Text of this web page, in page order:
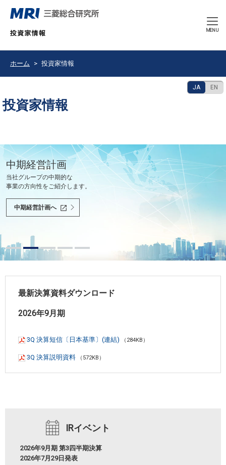
CLOSE
MENU
ホーム 投資家情報
投資家情報
JA EN
豊かで持続可能な未来の共創を使命として、
世界と共に、あるべき未来を問い続け、
社会課題を解決し、社会の変革を先駆けます。
中期経営計画
当社グループの中期的な
事業の方向性をご紹介します。
中期経営計画へ
決算発表
最新の決算情報をご確認ください。
決算情報へ
2026年9月期 中間報告書
2026年6月
中間報告書へ
会社紹介ムービー
会社紹介ムービーをご覧いただけます。
会社紹介ムービーへ
最新決算資料ダウンロード
2026年9月期
3Q 決算短信〔日本基準〕(連結) （284KB）
3Q 決算説明資料 （572KB）
IRイベント
2026年9月期 第3四半期決算
2026年7月29日発表